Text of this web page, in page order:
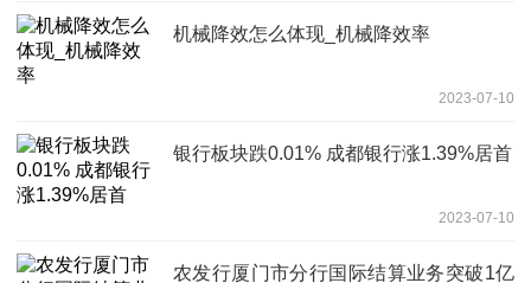
机械降效怎么体现_机械降效率
2023-07-10
银行板块跌0.01% 成都银行涨1.39%居首
2023-07-10
农发行厦门市分行国际结算业务突破1亿